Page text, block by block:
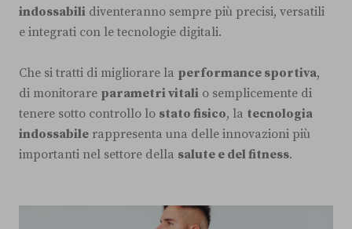
indossabili diventeranno sempre più precisi, versatili
e integrati con le tecnologie digitali.
Che si tratti di migliorare la performance sportiva,
di monitorare parametri vitali o semplicemente di
tenere sotto controllo lo stato fisico, la tecnologia
indossabile rappresenta una delle innovazioni più
importanti nel settore della salute e del fitness.